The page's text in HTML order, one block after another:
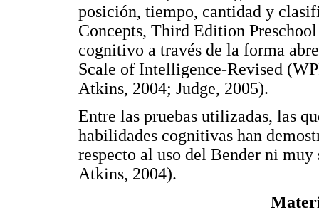
posición, tiempo, cantidad y
Concepts, Third Edition
cognitivo a través de la forma
Scale of Intelligence-Revised
Atkins, 2004; Judge, 2005).
Entre las pruebas utilizadas, las
habilidades cognitivas han
respecto al uso del Bender ni
Atkins, 2004).